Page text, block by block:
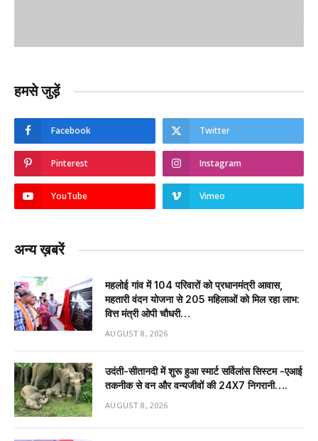
हमसे जुड़ें
Facebook Twitter
Pinterest Instagram
YouTube Vimeo
अन्य ख़बरें
महलोई गांव में 104 परिवारों को प्रधानमंत्री आवास,
महतारी वंदन योजना से 205 महिलाओं को मिल रहा लाभ:
वित्त मंत्री ओपी चौधरी…
AUGUST 8, 2026
उदंती-सीतानदी में शुरू हुआ स्मार्ट सर्विलांस सिस्टम -एआई
तकनीक से वन और वन्यजीवों की 24X7 निगरानी….
AUGUST 8, 2026